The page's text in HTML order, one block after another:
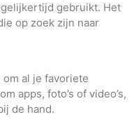
gebruikt. Het
op zoek zijn naar
al je favoriete
apps, foto’s of video’s,
de hand.